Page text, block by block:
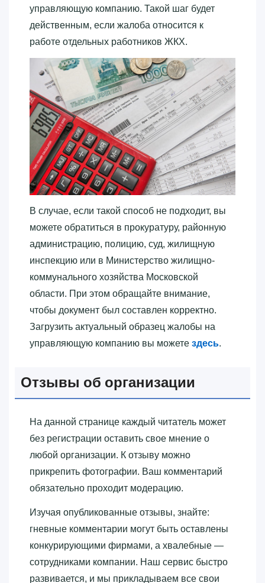
управляющую компанию. Такой шаг будет
действенным, если жалоба относится к
работе отдельных работников ЖКХ.
В случае, если такой способ не подходит, вы
можете обратиться в прокуратуру, районную
администрацию, полицию, суд, жилищную
инспекцию или в Министерство жилищно-
коммунального хозяйства Московской
области. При этом обращайте внимание,
чтобы документ был составлен корректно.
Загрузить актуальный образец жалобы на
управляющую компанию вы можете здесь.
Отзывы об организации
На данной странице каждый читатель может
без регистрации оставить свое мнение о
любой организации. К отзыву можно
прикрепить фотографии. Ваш комментарий
обязательно проходит модерацию.
Изучая опубликованные отзывы, знайте:
гневные комментарии могут быть оставлены
конкурирующими фирмами, а хвалебные —
сотрудниками компании. Наш сервис быстро
развивается, и мы прикладываем все свои